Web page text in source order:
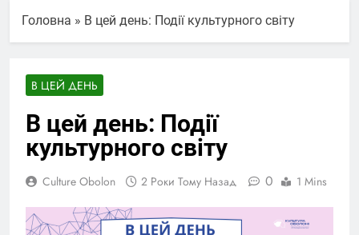
Головна » В цей день: Події культурного світу
В ЦЕЙ ДЕНЬ
В цей день: Події
культурного світу
Culture Obolon 2 Роки Тому Назад 0 1 Mins